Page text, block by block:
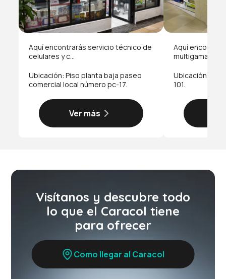
Aquí encontrarás servicio técnico de
celulares y c...
Ubicación: Piso planta baja paseo
comercial local número pc-17.
Ver más
Aquí
multigama y
Ubicación:
101.
Visítanos y descubre todo
lo que el Caracol tiene
para ofrecer
Como llegar al Caracol